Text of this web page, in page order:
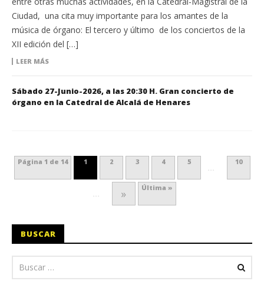
Ciudad, una cita muy importante para los amantes de la
música de órgano: El tercero y último de los conciertos de la
XII edición del […]
LEER MÁS
Sábado 27-Junio-2026, a las 20:30 H. Gran concierto de
órgano en la Catedral de Alcalá de Henares
Página 1 de 14 1 2 3 4 5 10
» Última »
BUSCAR